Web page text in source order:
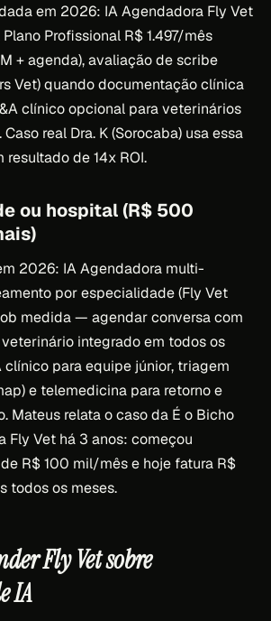
em 2026: IA Agendadora Fly Vet
Profissional R$ 1.497/mês
+ agenda), avaliação de scribe
Vet) quando documentação clínica
clínico opcional para veterinários
real Dra. K (Sorocaba) usa essa
de 14x ROI.
ou hospital (R$ 500
2026: IA Agendadora multi-
por especialidade (Fly Vet
medida — agendar conversa com
integrado em todos os
clínico para equipe júnior, triagem
e telemedicina para retorno e
Mateus relata o caso da É o Bicho
Fly Vet há 3 anos: começou
R$ 100 mil/mês e hoje fatura R$
os meses.
Fly Vet sobre
IA